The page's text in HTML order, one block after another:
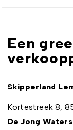
Een
Skipperland
Kortestreek 8,
De Jong